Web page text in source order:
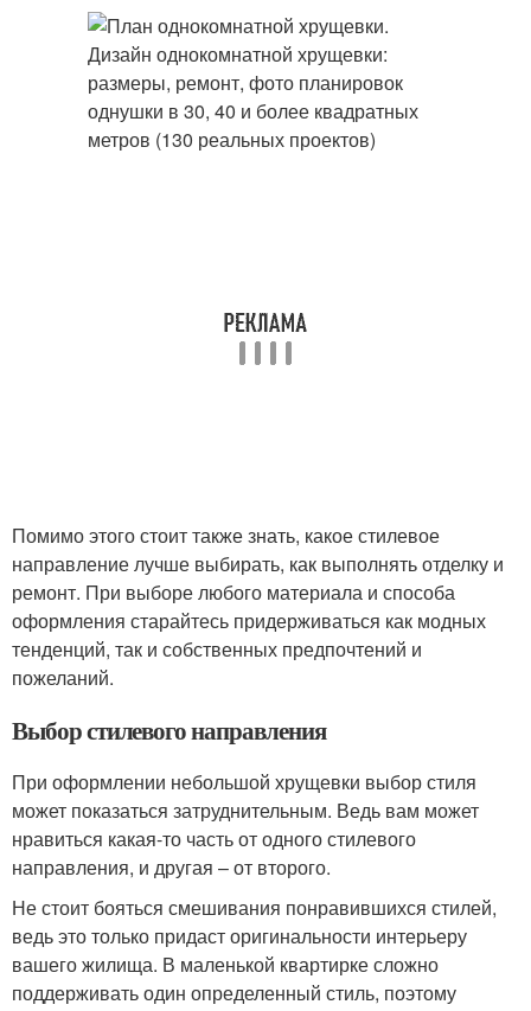
Помимо этого стоит также знать, какое стилевое
направление лучше выбирать, как выполнять отделку и
ремонт. При выборе любого материала и способа
оформления старайтесь придерживаться как модных
тенденций, так и собственных предпочтений и
пожеланий.
Выбор стилевого направления
При оформлении небольшой хрущевки выбор стиля
может показаться затруднительным. Ведь вам может
нравиться какая-то часть от одного стилевого
направления, и другая – от второго.
Не стоит бояться смешивания понравившихся стилей,
ведь это только придаст оригинальности интерьеру
вашего жилища. В маленькой квартирке сложно
поддерживать один определенный стиль, поэтому